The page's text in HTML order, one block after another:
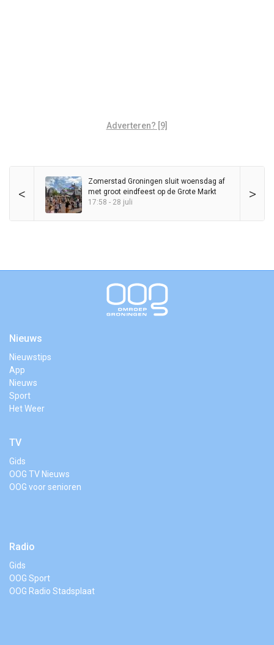
Adverteren? [9]
< >
Zomerstad Groningen sluit woensdag af
met groot eindfeest op de Grote Markt
17:58 - 28 juli
Nieuws
Nieuwstips
App
Nieuws
Sport
Het Weer
TV
Gids
OOG TV Nieuws
OOG voor senioren
Radio
Gids
OOG Sport
OOG Radio Stadsplaat